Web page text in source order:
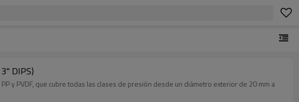
DIPS)
y PVDF, que cubre todas las clases de presión desde un diámetro exterior de 20 mm a